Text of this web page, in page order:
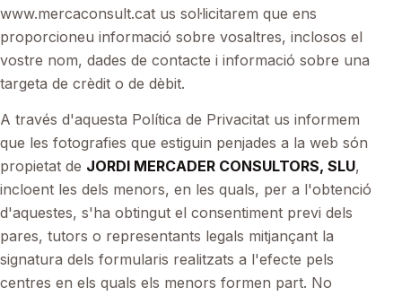
www.mercaconsult.cat us sol·licitarem que ens
proporcioneu informació sobre vosaltres, inclosos el
vostre nom, dades de contacte i informació sobre una
targeta de crèdit o de dèbit.
A través d'aquesta Política de Privacitat us informem
que les fotografies que estiguin penjades a la web són
propietat de JORDI MERCADER CONSULTORS, SLU,
incloent les dels menors, en les quals, per a l'obtenció
d'aquestes, s'ha obtingut el consentiment previ dels
pares, tutors o representants legals mitjançant la
signatura dels formularis realitzats a l'efecte pels
centres en els quals els menors formen part. No